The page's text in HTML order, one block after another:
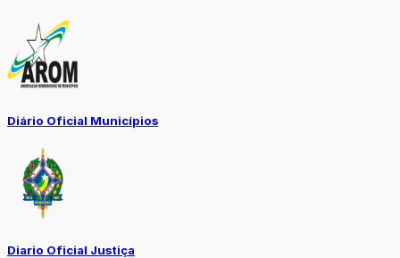
Diário Oficial Municípios
Diario Oficial Justiça